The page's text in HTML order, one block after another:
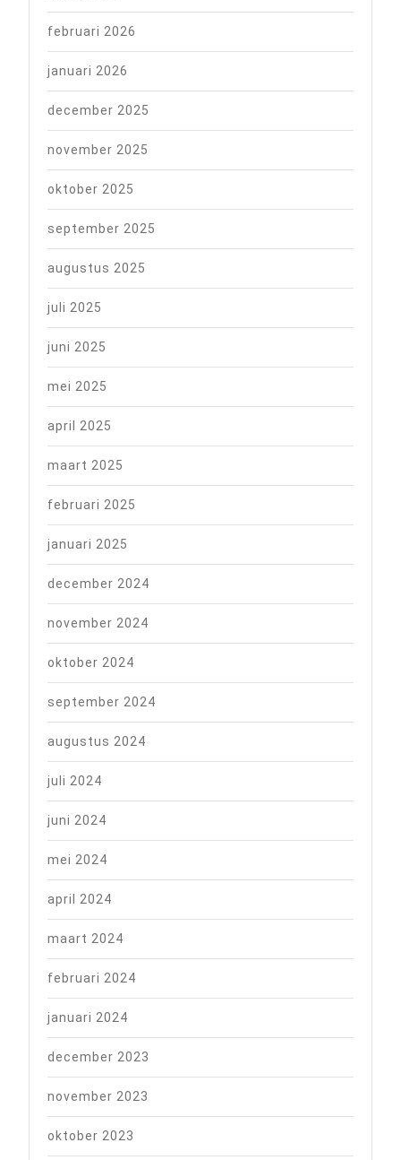
februari 2026
januari 2026
december 2025
november 2025
oktober 2025
september 2025
augustus 2025
juli 2025
juni 2025
mei 2025
april 2025
maart 2025
februari 2025
januari 2025
december 2024
november 2024
oktober 2024
september 2024
augustus 2024
juli 2024
juni 2024
mei 2024
april 2024
maart 2024
februari 2024
januari 2024
december 2023
november 2023
oktober 2023